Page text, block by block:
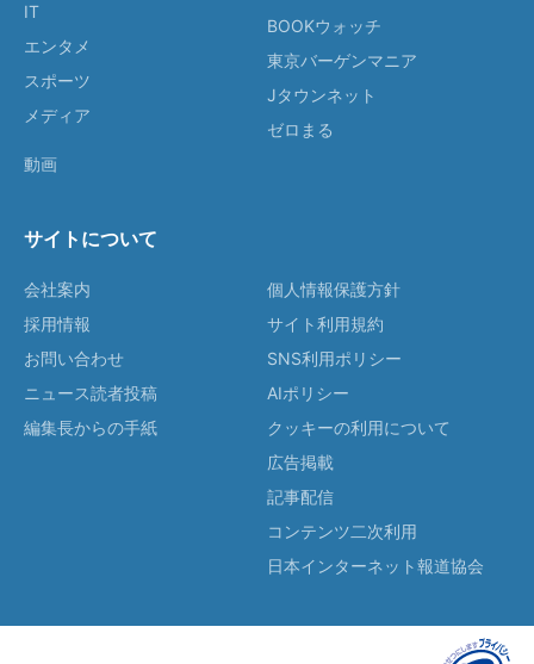
IT
エンタメ
スポーツ
メディア
動画
BOOKウォッチ
東京バーゲンマニア
Jタウンネット
ゼロまる
サイトについて
会社案内
採用情報
お問い合わせ
ニュース読者投稿
編集長からの手紙
個人情報保護方針
サイト利用規約
SNS利用ポリシー
AIポリシー
クッキーの利用について
広告掲載
記事配信
コンテンツ二次利用
日本インターネット報道協会